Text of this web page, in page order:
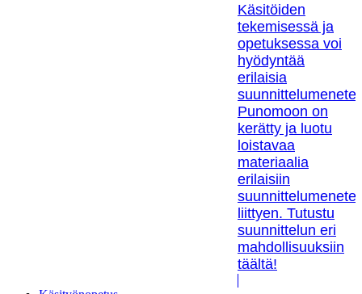
Käsitöiden
tekemisessä ja
opetuksessa voi
hyödyntää
erilaisia
Punomoon on
kerätty ja luotu
loistavaa
materiaalia
erilaisiin
liittyen. Tutustu
suunnittelun eri
mahdollisuuksiin
täältä!